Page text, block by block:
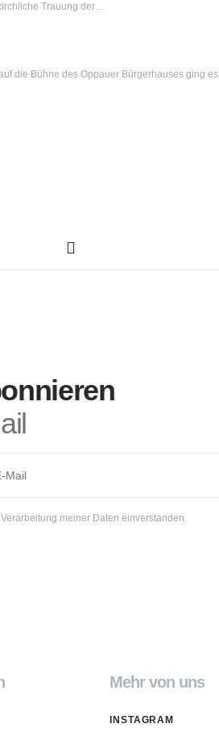
Trauung der…
die Bühne des Oppauer Bürgerhauses ging
meiner Daten einverstanden.
Mehr von uns
INSTAGRAM